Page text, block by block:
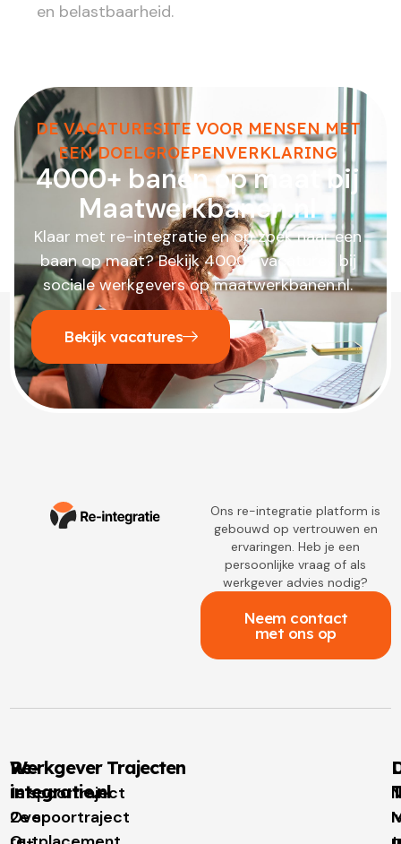
en belastbaarheid.
DE VACATURESITE VOOR MENSEN MET
EEN DOELGROEPENVERKLARING
4000+ banen op maat bij
Maatwerkbanen.nl
Klaar met re-integratie en op zoek naar een
baan op maat? Bekijk 4000+ vacatures bij
sociale werkgevers op maatwerkbanen.nl.
Bekijk vacatures
Ons re-integratie platform is
gebouwd op vertrouwen en
ervaringen. Heb je een
persoonlijke vraag of als
werkgever advies nodig?
Neem contact
met ons op
Re-
integratie.nl
Over
Werkgever Trajecten
1e spoortraject
2e spoortraject